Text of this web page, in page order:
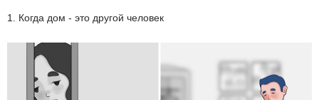
1. Когда дом - это другой человек